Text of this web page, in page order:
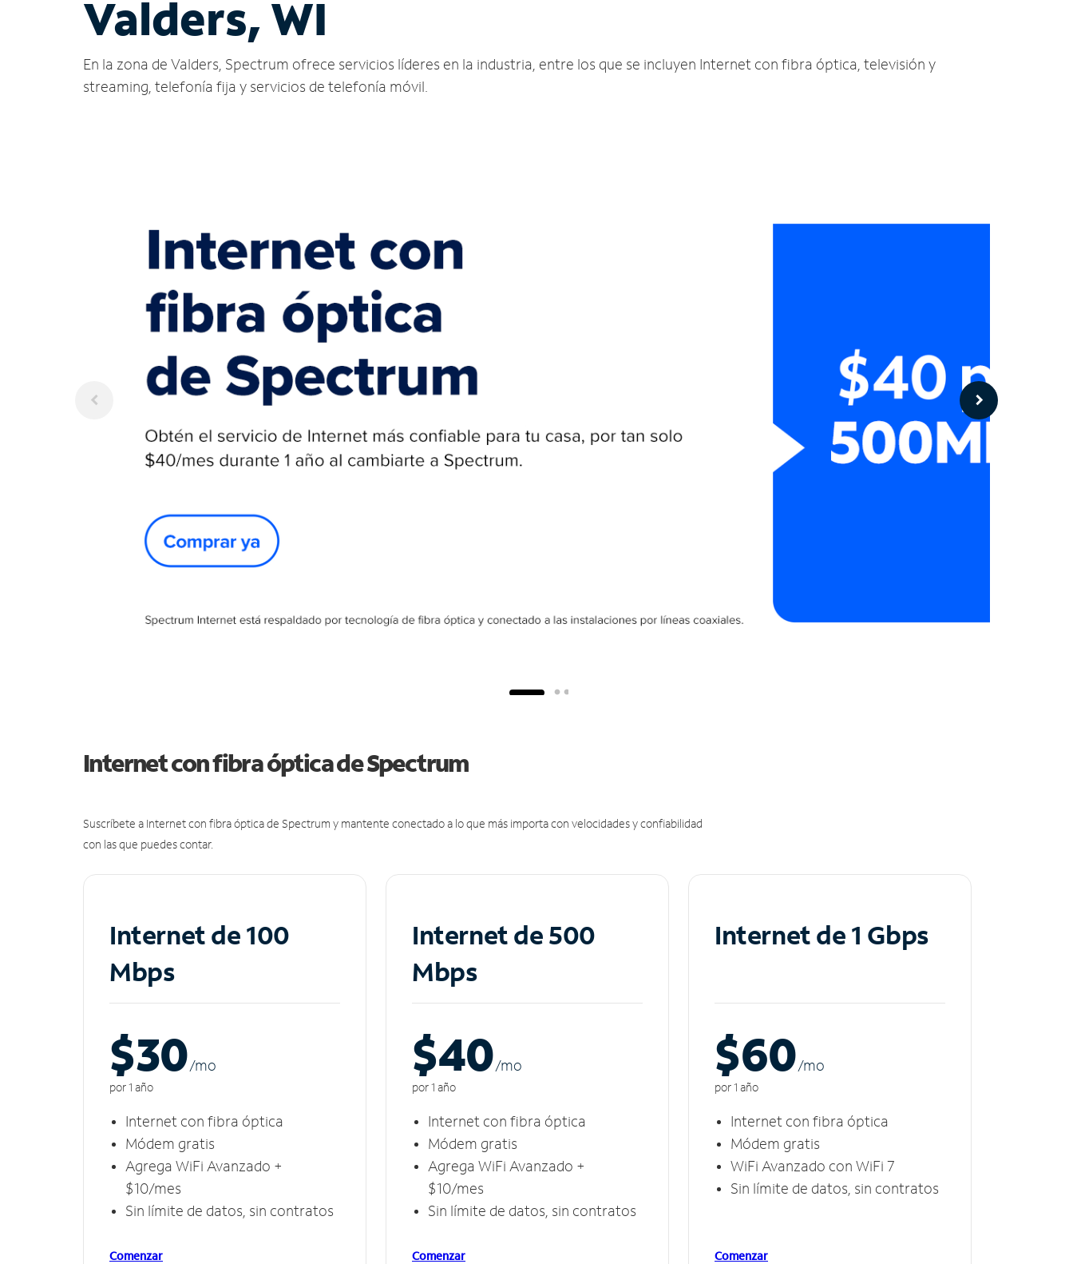
Valders, WI
En la zona de Valders, Spectrum ofrece servicios líderes en la industria, entre los que se incluyen Internet con fibra óptica, televisión y
streaming, telefonía fija y servicios de telefonía móvil.
Internet con fibra óptica de Spectrum
Suscríbete a Internet con fibra óptica de Spectrum y mantente conectado a lo que más importa con velocidades y confiabilidad
con las que puedes contar.
Internet de 100
Mbps
$30/mo
por 1 año
Internet con fibra óptica
Módem gratis
Agrega WiFi Avanzado +
$10/mes
Sin límite de datos, sin contratos
Comenzar
Internet de 500
Mbps
$40/mo
por 1 año
Internet con fibra óptica
Módem gratis
Agrega WiFi Avanzado +
$10/mes
Sin límite de datos, sin contratos
Comenzar
Internet de 1 Gbps
$60/mo
por 1 año
Internet con fibra óptica
Módem gratis
WiFi Avanzado con WiFi 7
Sin límite de datos, sin contratos
Comenzar